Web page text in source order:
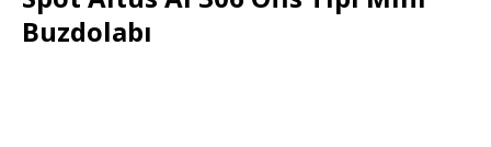
Buzdolabı